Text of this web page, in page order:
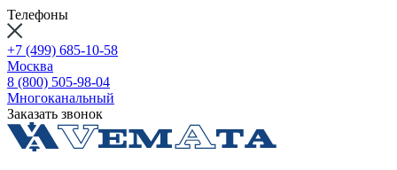
Телефоны
+7 (499) 685-10-58
Москва
8 (800) 505-98-04
Многоканальный
Заказать звонок